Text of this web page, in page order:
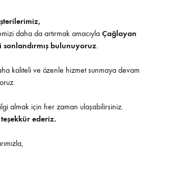
Defne Banyo Akasya Yedekli Kağıtlıklı
daha da artırmak amacıyla Çağlayan
bulunuyoruz.
kaliteli ve özenle hizmet sunmaya devam
almak için her zaman ulaşabilirsiniz.
teşekkür ederiz.